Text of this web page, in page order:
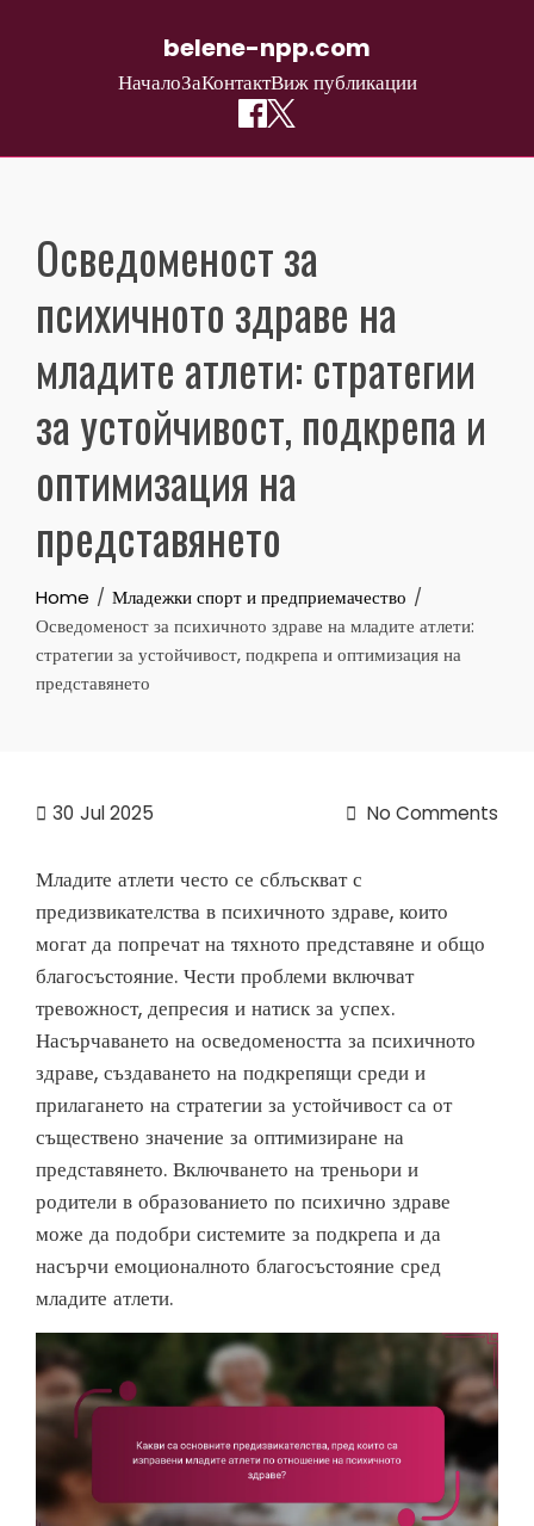
belene-npp.com
НачалоЗаКонтактВиж публикации
contentОсведоменост за
психичното здраве на
младите атлети: стратегии
за устойчивост, подкрепа и
оптимизация на
представянето
Home
Младежки спорт и предприемачество
Осведоменост за психичното здраве на младите атлети:
стратегии за устойчивост, подкрепа и оптимизация на
представянето
30 Jul 2025 No Comments
Младите атлети често се сблъскват с
предизвикателства в психичното здраве, които
могат да попречат на тяхното представяне и общо
благосъстояние. Чести проблеми включват
тревожност, депресия и натиск за успех.
Насърчаването на осведомеността за психичното
здраве, създаването на подкрепящи среди и
прилагането на стратегии за устойчивост са от
съществено значение за оптимизиране на
представянето. Включването на треньори и
родители в образованието по психично здраве
може да подобри системите за подкрепа и да
насърчи емоционалното благосъстояние сред
младите атлети.